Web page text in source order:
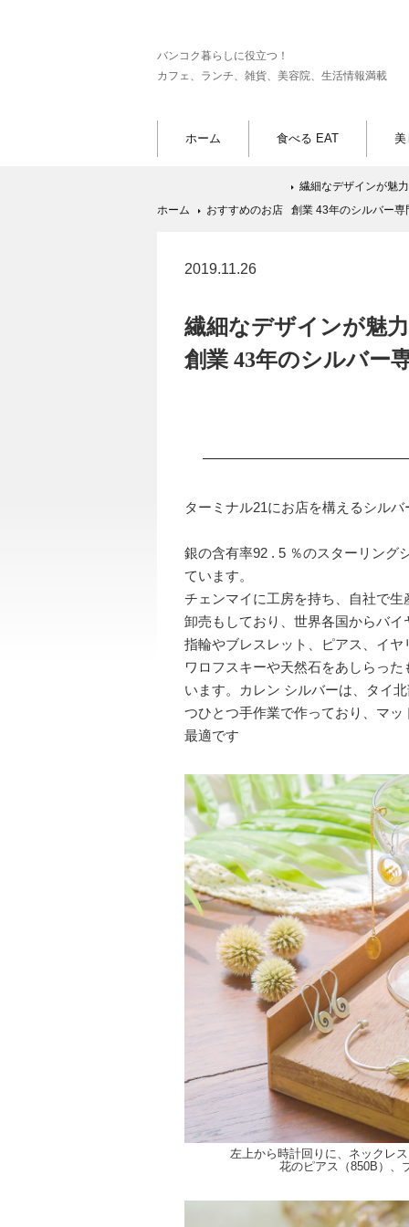
バンコク暮らしに役立つ！
カフェ、ランチ、雑貨、美容院、生活情報満載
ホーム 食べる EAT 美
ホーム おすすめのお店
繊細なデザインが魅力
創業 43年のシルバー専
2019.11.26
繊細なデザインが魅力
創業 43年のシルバー
ターミナル21にお店を構えるシル
銀の含有率92 . 5 ％のスターリング
ています。
チェンマイに工房を持ち、自社で
卸売もしており、世界各国からバ
指輪やブレスレット、ピアス、イ
ワロフスキーや天然石をあしらっ
います。カレン シルバーは、タイ
つひとつ手作業で作っており、マ
最適です
左上から時計回りに、ネックレ
花のピアス（850B）、